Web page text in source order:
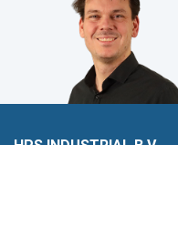
HPS INDUSTRIAL B.V.